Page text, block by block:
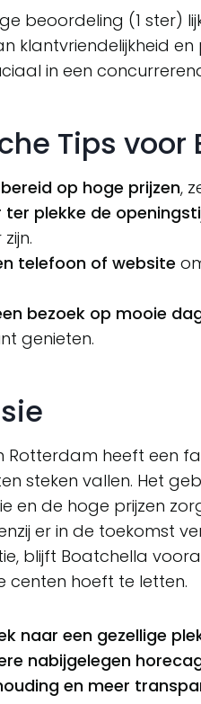
beoordeling (1 ster)
klantvriendelijkheid
in een
Tips voor
op hoge prijzen,
ter plekke de
telefoon of website
bezoek op mooie
genieten.
Rotterdam heeft een
steken vallen. Het
en de hoge prijzen
er in de toekomst
blijft Boatchella
centen hoeft te letten.
naar een gezellige
nabijgelegen
en meer